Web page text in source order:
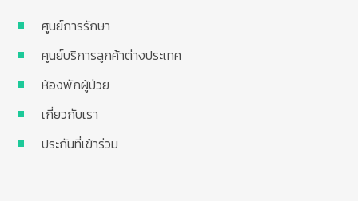
ศูนย์การรักษา
ศูนย์บริการลูกค้าต่างประเทศ
ห้องพักผู้ป่วย
เกี่ยวกับเรา
ประกันที่เข้าร่วม